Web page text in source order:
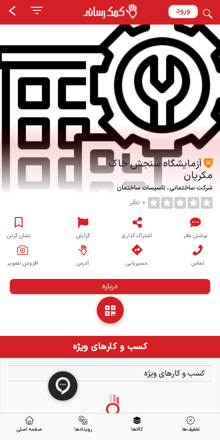
ورود
آزمایشگاه سنجش خاک
مکریان
شرکت ساختمانی تاسیسات ساختمان
0 نظر
نوشتن نظر اشتراک گذاری گزارش نشان کردن
تماس مسیریابی آدرس افزودن تصویر
درباره
کسب و کارهای ویژه
کسب و کارهای ویژه
تخفیف ها کالاها رویدادها صفحه اصلی